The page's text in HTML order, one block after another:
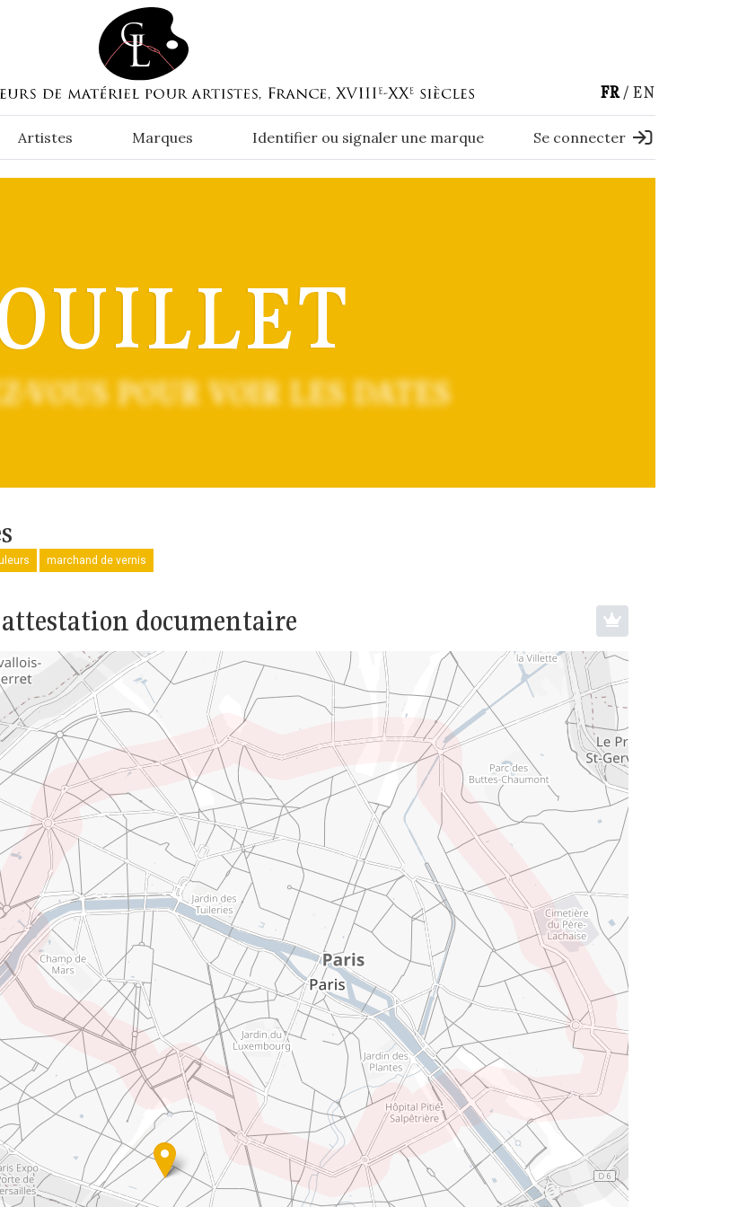
FR EN
Artistes Marques Identifier ou signaler une marque Se connecter
VOUS POUR VOIR LES DATES
marchand de vernis
documentaire